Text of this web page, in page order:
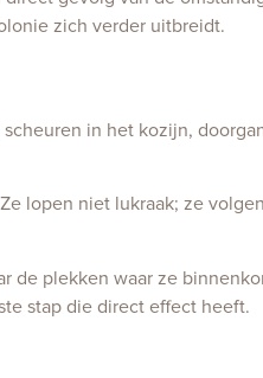
zich verder uitbreidt.
in het kozijn,
lopen niet lukraak; ze
de plekken waar ze
stap die direct effect heeft.